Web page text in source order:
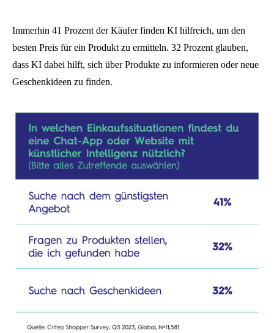
Immerhin 41 Prozent der Käufer finden KI hilfreich, um den
besten Preis für ein Produkt zu ermitteln. 32 Prozent glauben,
dass KI dabei hilft, sich über Produkte zu informieren oder neue
Geschenkideen zu finden.